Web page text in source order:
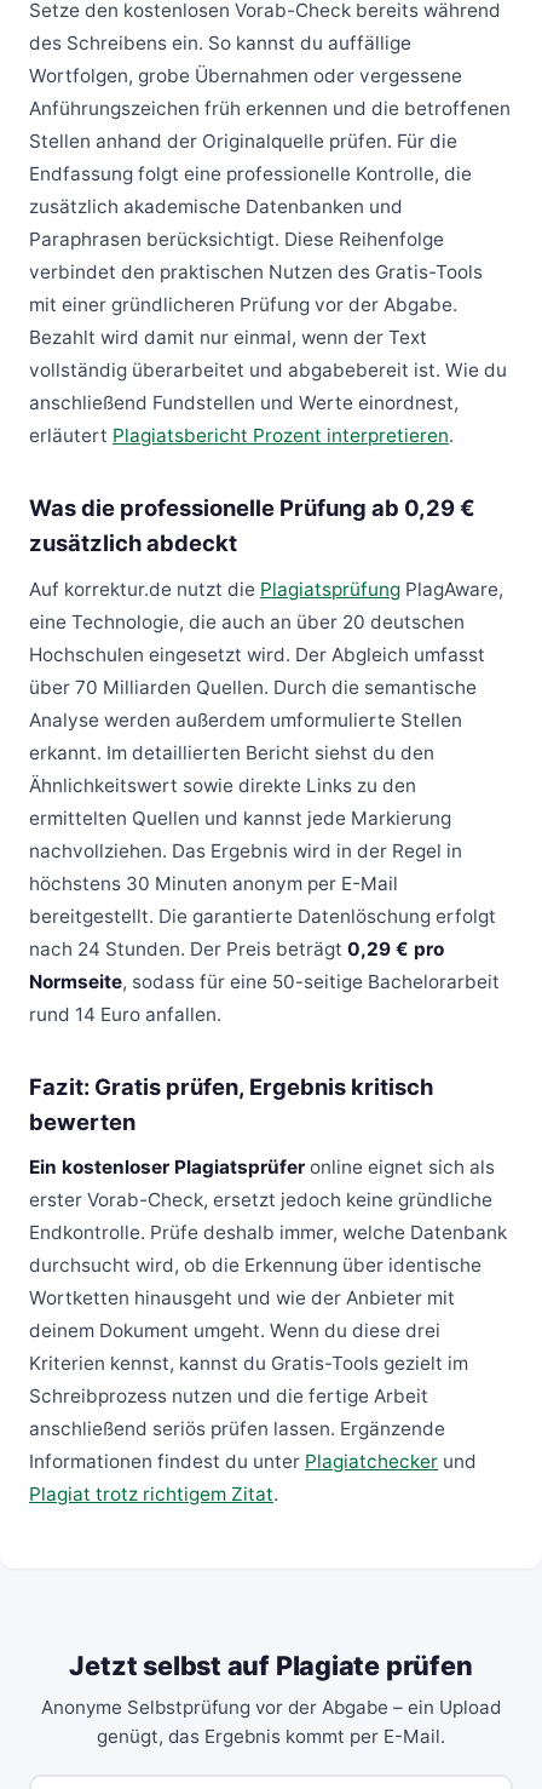
Setze den kostenlosen Vorab-Check bereits während
des Schreibens ein. So kannst du auffällige
Wortfolgen, grobe Übernahmen oder vergessene
Anführungszeichen früh erkennen und die betroffenen
Stellen anhand der Originalquelle prüfen. Für die
Endfassung folgt eine professionelle Kontrolle, die
zusätzlich akademische Datenbanken und
Paraphrasen berücksichtigt. Diese Reihenfolge
verbindet den praktischen Nutzen des Gratis-Tools
mit einer gründlicheren Prüfung vor der Abgabe.
Bezahlt wird damit nur einmal, wenn der Text
vollständig überarbeitet und abgabebereit ist. Wie du
anschließend Fundstellen und Werte einordnest,
erläutert Plagiatsbericht Prozent interpretieren.
Was die professionelle Prüfung ab 0,29 €
zusätzlich abdeckt
Auf korrektur.de nutzt die Plagiatsprüfung PlagAware,
eine Technologie, die auch an über 20 deutschen
Hochschulen eingesetzt wird. Der Abgleich umfasst
über 70 Milliarden Quellen. Durch die semantische
Analyse werden außerdem umformulierte Stellen
erkannt. Im detaillierten Bericht siehst du den
Ähnlichkeitswert sowie direkte Links zu den
ermittelten Quellen und kannst jede Markierung
nachvollziehen. Das Ergebnis wird in der Regel in
höchstens 30 Minuten anonym per E-Mail
bereitgestellt. Die garantierte Datenlöschung erfolgt
nach 24 Stunden. Der Preis beträgt 0,29 € pro
Normseite, sodass für eine 50-seitige Bachelorarbeit
rund 14 Euro anfallen.
Fazit: Gratis prüfen, Ergebnis kritisch
bewerten
Ein kostenloser Plagiatsprüfer online eignet sich als
erster Vorab-Check, ersetzt jedoch keine gründliche
Endkontrolle. Prüfe deshalb immer, welche Datenbank
durchsucht wird, ob die Erkennung über identische
Wortketten hinausgeht und wie der Anbieter mit
deinem Dokument umgeht. Wenn du diese drei
Kriterien kennst, kannst du Gratis-Tools gezielt im
Schreibprozess nutzen und die fertige Arbeit
anschließend seriös prüfen lassen. Ergänzende
Informationen findest du unter Plagiatchecker und
Plagiat trotz richtigem Zitat.
Jetzt selbst auf Plagiate prüfen
Anonyme Selbstprüfung vor der Abgabe – ein Upload
genügt, das Ergebnis kommt per E-Mail.